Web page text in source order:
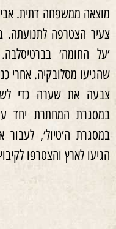
מוצאה ממשפחה דתית.
׳על החומה׳
צבעה את שערה כדי
במסגרת המחתרת יחד
הגיעו לארץ והצטרפו